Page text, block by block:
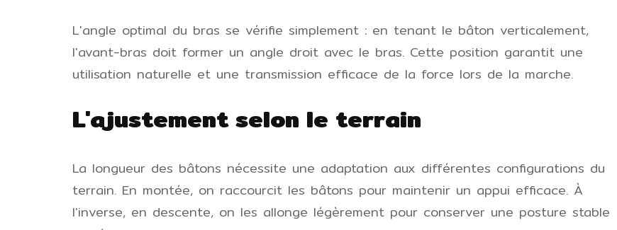
L'angle optimal du bras se vérifie simplement : en tenant le bâton verticalement,
l'avant-bras doit former un angle droit avec le bras. Cette position garantit une
utilisation naturelle et une transmission efficace de la force lors de la marche.
L'ajustement selon le terrain
La longueur des bâtons nécessite une adaptation aux différentes configurations du
terrain. En montée, on raccourcit les bâtons pour maintenir un appui efficace. À
l'inverse, en descente, on les allonge légèrement pour conserver une posture stable